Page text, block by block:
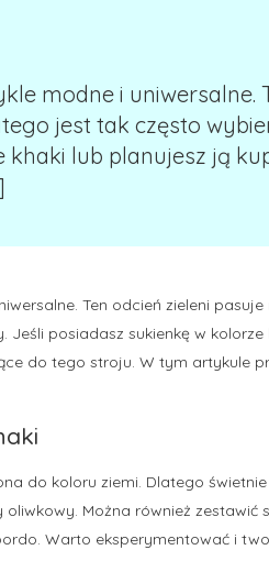
modne i uniwersalne.
jest tak często
lub planujesz ją
Ten odcień zieleni
posiadasz sukienkę w kolorze
do tego stroju. W tym artykule
do koloru ziemi. Dlatego
Można również zestawić
Warto eksperymentować i